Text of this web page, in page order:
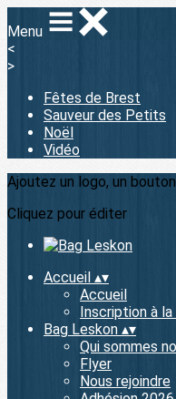
Menu
<
>
Fêtes de Brest
Sauveur des Petits
Noël
Vidéo
Ajoutez un logo, un
Cliquez pour éditer
Accueil ▴▾
Accueil
Inscription à
Bag Leskon ▴▾
Qui sommes
Flyer
Nous rejoindre